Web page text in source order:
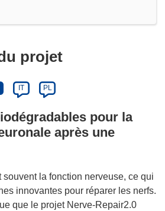
projet
IT PL
pour la
après une
souvent la fonction nerveuse, ce qui
innovantes pour réparer les nerfs.
que le projet Nerve-Repair2.0